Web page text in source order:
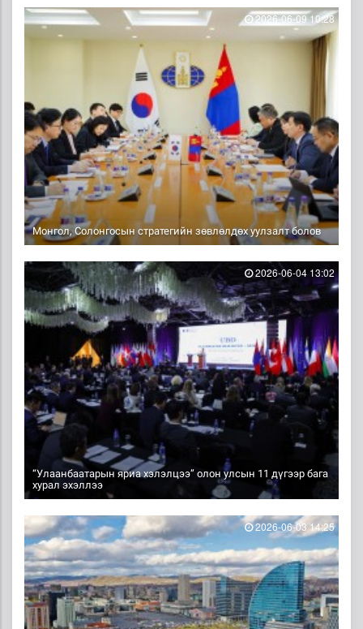
Монгол, Солонгосын стратегийн зөвлөлдөх уулзалт болов
2026-06-09 10:28
“Улаанбаатарын яриа хэлэлцээ” олон улсын 11 дүгээр бага
хурал эхэллээ
2026-06-04 13:02
2026-06-03 14:25